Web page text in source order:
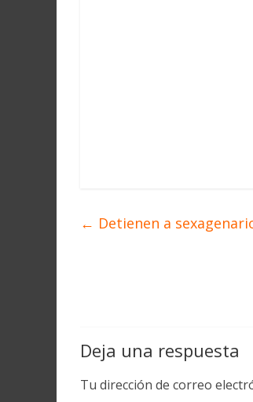
← Detienen a
Deja una respuesta
Tu dirección de correo